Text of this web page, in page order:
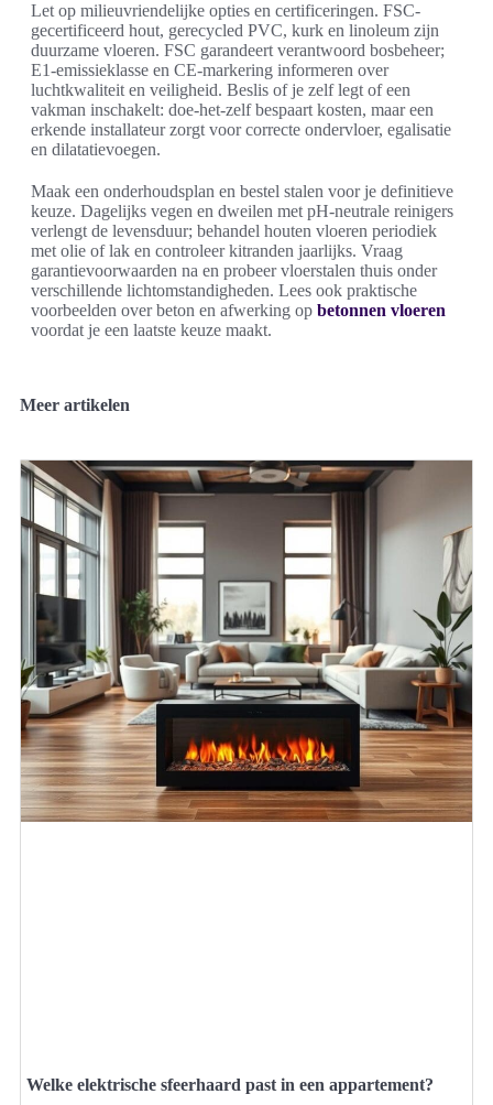
Let op milieuvriendelijke opties en certificeringen. FSC-
gecertificeerd hout, gerecycled PVC, kurk en linoleum zijn
duurzame vloeren. FSC garandeert verantwoord bosbeheer;
E1-emissieklasse en CE-markering informeren over
luchtkwaliteit en veiligheid. Beslis of je zelf legt of een
vakman inschakelt: doe-het-zelf bespaart kosten, maar een
erkende installateur zorgt voor correcte ondervloer, egalisatie
en dilatatievoegen.
Maak een onderhoudsplan en bestel stalen voor je definitieve
keuze. Dagelijks vegen en dweilen met pH-neutrale reinigers
verlengt de levensduur; behandel houten vloeren periodiek
met olie of lak en controleer kitranden jaarlijks. Vraag
garantievoorwaarden na en probeer vloerstalen thuis onder
verschillende lichtomstandigheden. Lees ook praktische
voorbeelden over beton en afwerking op betonnen vloeren
voordat je een laatste keuze maakt.
Meer artikelen
Welke elektrische sfeerhaard past in een appartement?